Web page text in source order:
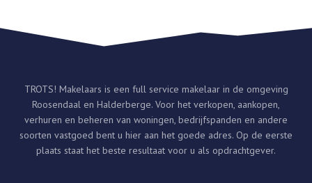
TROTS! Makelaars is een full service makelaar in de omgeving
Roosendaal en Halderberge. Voor het verkopen, aankopen,
verhuren en beheren van woningen, bedrijfspanden en andere
soorten vastgoed bent u hier aan het goede adres. Op de eerste
plaats staat het beste resultaat voor u als opdrachtgever.